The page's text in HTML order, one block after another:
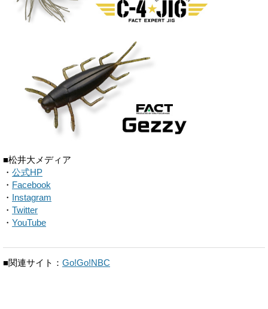
■松井大メディア
・ 公式HP
・ Facebook
・
Instagram
・ Twitter
・ YouTube
■関連サイト： Go!Go!NBC